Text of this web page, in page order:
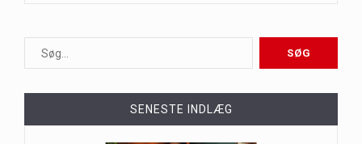
SENESTE INDLÆG